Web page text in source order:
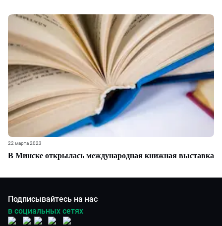
В Минске открылась международная книжная выставка
22 марта 2023
Подписывайтесь на нас
в социальных сетях